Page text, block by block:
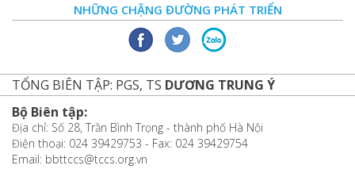
NHỮNG CHẶNG ĐƯỜNG PHÁT TRIỂN
TỔNG BIÊN TẬP: PGS, TS DƯƠNG TRUNG Ý
Bộ Biên tập:
Địa chỉ: Số 28, Trần Bình Trọng - thành phố Hà Nội
Điện thoại: 024 39429753 - Fax: 024 39429754
Email: bbttccs@tccs.org.vn